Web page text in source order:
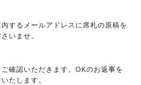
するメールアドレスに席札の原稿を
いませ。
確認いただきます。OKのお返事を
たします。